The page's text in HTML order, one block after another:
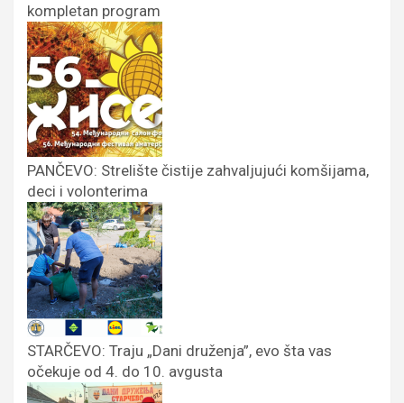
kompletan program
PANČEVO: Strelište čistije zahvaljujući komšijama,
deci i volonterima
STARČEVO: Traju „Dani druženja”, evo šta vas
očekuje od 4. do 10. avgusta